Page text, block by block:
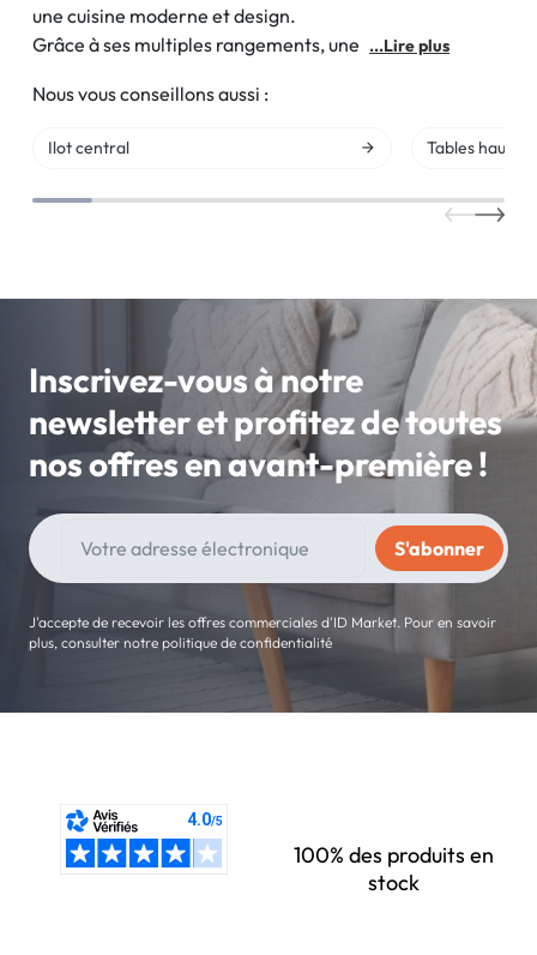
une cuisine moderne et design.
Grâce à ses multiples rangements, une ...Lire plus
Nous vous conseillons aussi :
Ilot central Tables hautes
Inscrivez-vous à notre
newsletter et profitez de toutes
nos offres en avant-première !
J'accepte de recevoir les offres commerciales d'ID Market. Pour en savoir
plus, consulter notre politique de confidentialité
100% des produits en
stock